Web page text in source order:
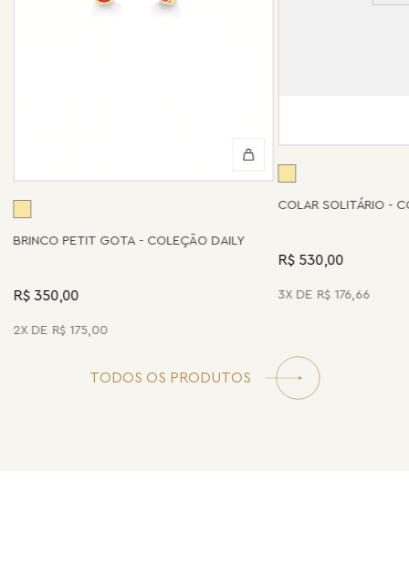
BRINCO PETIT GOTA - COLEÇÃO DAILY
R$ 350,00
2 R$ 175,00
COLAR SOLITÁRIO -
R$ 530,00
3 R$ 176,66
TODOS OS PRODUTOS